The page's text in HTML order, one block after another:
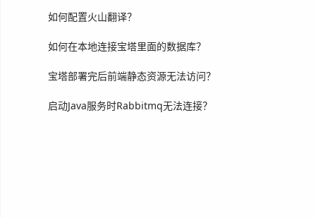
如何配置火山翻译？
如何在本地连接宝塔里面的数据库？
宝塔部署完后前端静态资源无法访问？
启动Java服务时Rabbitmq无法连接？